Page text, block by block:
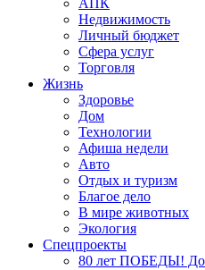
АПК
Недвижимость
Личный бюджет
Сфера услуг
Торговля
Жизнь
Здоровье
Дом
Технологии
Афиша недели
Авто
Отдых и туризм
Благое дело
В мире животных
Экология
Спецпроекты
80 лет ПОБЕДЫ!